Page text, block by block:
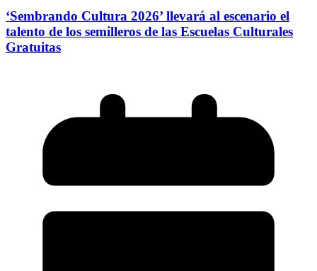
‘Sembrando Cultura 2026’ llevará al escenario el
talento de los semilleros de las Escuelas Culturales
Gratuitas